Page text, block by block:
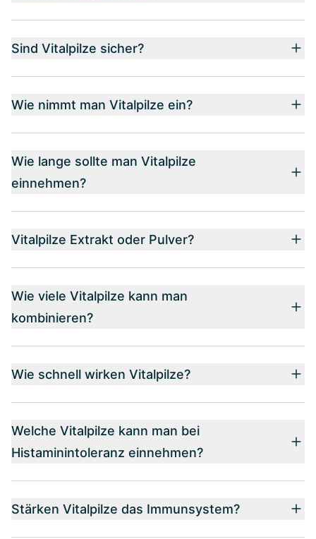
Sind Vitalpilze sicher?
Wie nimmt man Vitalpilze ein?
Wie lange sollte man Vitalpilze
einnehmen?
Vitalpilze Extrakt oder Pulver?
Wie viele Vitalpilze kann man
kombinieren?
Wie schnell wirken Vitalpilze?
Welche Vitalpilze kann man bei
Histaminintoleranz einnehmen?
Stärken Vitalpilze das Immunsystem?